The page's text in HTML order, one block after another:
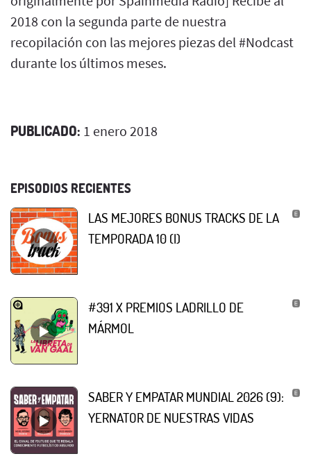
2018 con la segunda parte de nuestra
recopilación con las mejores piezas del #Nodcast
durante los últimos meses.
PUBLICADO: 1 enero 2018
EPISODIOS RECIENTES
LAS MEJORES BONUS TRACKS DE LA
TEMPORADA 10 (I)
#391 X PREMIOS LADRILLO DE
MÁRMOL
SABER Y EMPATAR MUNDIAL 2026 (9):
YERNATOR DE NUESTRAS VIDAS